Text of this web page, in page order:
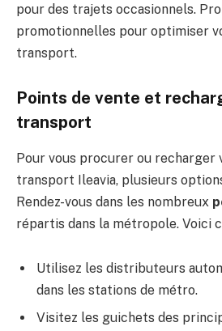
pour des trajets occasionnels.
promotionnelles pour optimiser
transport.
Points de vente et
transport
Pour vous procurer ou recharger
transport Ileavia, plusieurs
Rendez-vous dans les nombreux
répartis dans la métropole. Voici
Utilisez les distributeurs
dans les stations de métro.
Visitez les guichets des